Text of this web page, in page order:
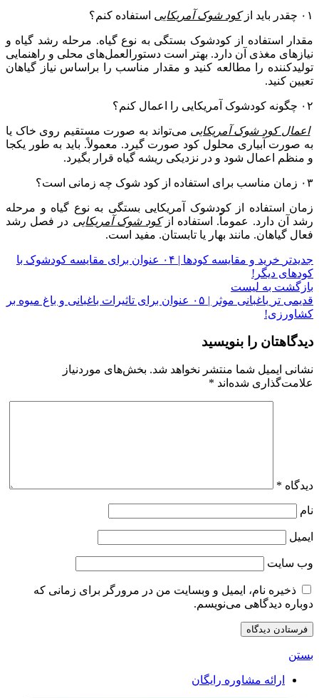
۰۱ چقدر باید از کود شوک آمریکایی استفاده کنم؟
مقدار استفاده از کودشوک بستگی به نوع گیاه. مرحله رشد گیاه و
نیازهای مغذی آن دارد. بهتر است دستورالعمل‌های محلی و راهنمایی
تولیدکننده را مطالعه کنید و مقدار مناسب را براساس نیاز گیاهان
تعیین کنید.
۰۲ چگونه کودشوک آمریکایی را اعمال کنم؟
اعمال کود شوک آمریکایی می‌تواند به صورت مستقیم روی خاک یا
به صورت آبیاری محلول کود صورت گیرد. معمولاً. باید به طور یکجا
و منظم اعمال شود و در نزدیکی ریشه گیاه قرار بگیرد.
۰۳ زمان مناسب برای استفاده از کود شوک چه زمانی است؟
زمان استفاده از کودشوک آمریکایی بستگی به نوع گیاه و مرحله
رشد آن دارد. عموماً. استفاده ازکود شوک آمریکایی در فصل رشد
فعال گیاهان. مانند بهار یا تابستان. مفید است.
جدیدتر
خرید و مقایسه کودها | ۰۴ عنوان برای مقایسه کودشوک با
کودهای دیگر!
بازگشت به لیست
قدیمی تر
باغبانی موثر | ۰۵ عنوان برای تاثیرات باغبانی و باغ میوه بر
کشاورزی!
دیدگاهتان را بنویسید
نشانی ایمیل شما منتشر نخواهد شد. بخش‌های موردنیاز
علامت‌گذاری شده‌اند *
دیدگاه *
نام
ایمیل
وب‌ سایت
ذخیره نام، ایمیل و وبسایت من در مرورگر برای زمانی که
دوباره دیدگاهی می‌نویسم.
بستن
ارائه مشاوره رایگان